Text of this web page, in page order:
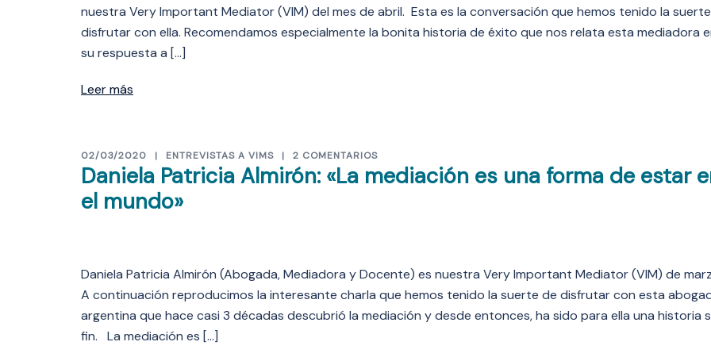
nuestra Very Important Mediator (VIM) del mes de abril. Esta es la conversación que hemos tenido la
disfrutar con ella. Recomendamos especialmente la bonita historia de éxito que nos relata esta mediadora
su respuesta a […]
Leer más
02/03/2020 ENTREVISTAS A VIMS 2 COMENTARIOS
Daniela Patricia Almirón: «La mediación es una forma de estar
el mundo»
Daniela Patricia Almirón (Abogada, Mediadora y Docente) es nuestra Very Important Mediator (VIM) de
A continuación reproducimos la interesante charla que hemos tenido la suerte de disfrutar con esta
argentina que hace casi 3 décadas descubrió la mediación y desde entonces, ha sido para ella una historia
fin. La mediación es […]